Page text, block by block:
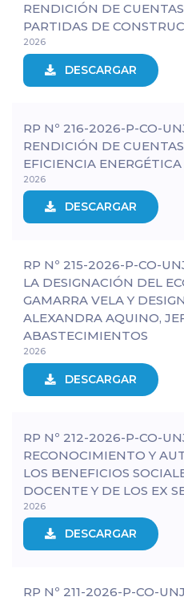
RENDICIÓN DE
PARTIDAS DE
2026
DESCARGAR
RP Nº 216-2026-P-CO-
RENDICIÓN DE
EFICIENCIA ENERGÉTICA
2026
DESCARGAR
RP Nº 215-2026-P-CO-
LA DESIGNACIÓN DEL
GAMARRA VELA Y
ALEXANDRA AQUINO,
ABASTECIMIENTOS
2026
DESCARGAR
RP Nº 212-2026-P-CO-
RECONOCIMIENTO Y
LOS BENEFICIOS
DOCENTE Y DE LOS EX
2026
DESCARGAR
RP Nº 211-2026-P-CO-